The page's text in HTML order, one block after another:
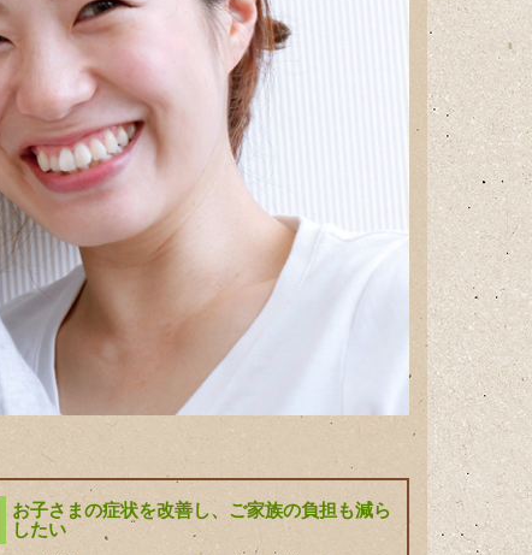
お子さまの症状を改善し、ご家族の負担も減ら
したい